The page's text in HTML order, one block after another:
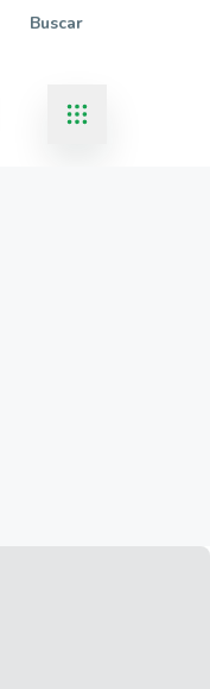
Buscar